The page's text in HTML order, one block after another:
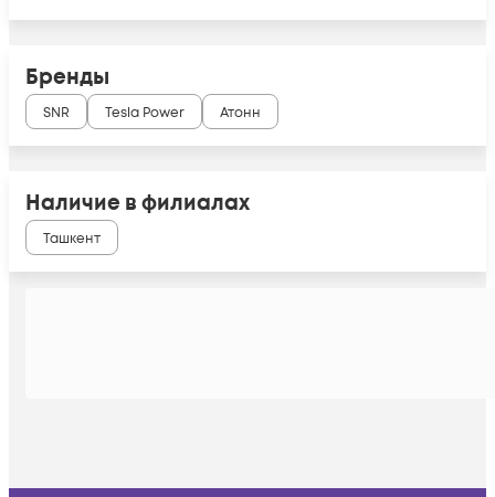
Бренды
SNR Tesla Power Атонн
Наличие в филиалах
Ташкент